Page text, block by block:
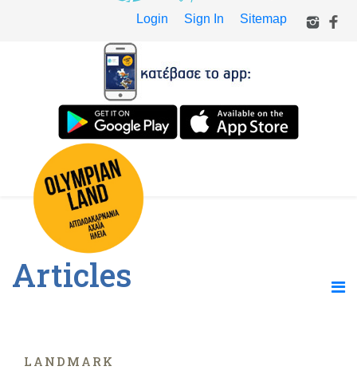
Login Sign In Sitemap
Articles
LANDMARK